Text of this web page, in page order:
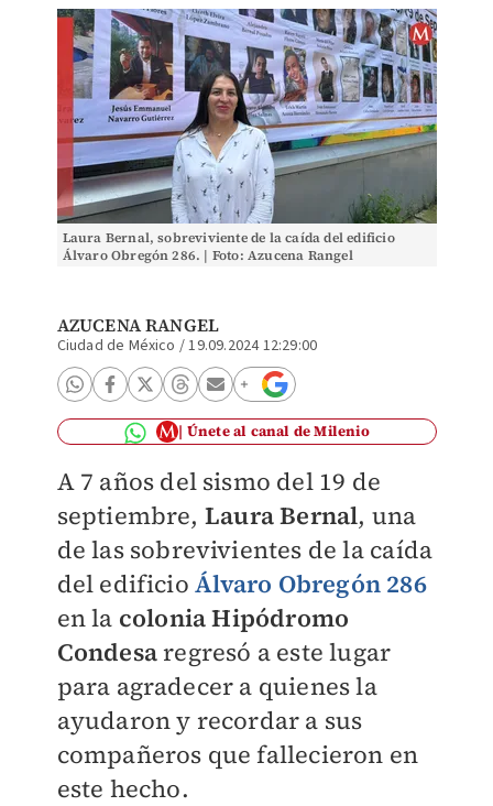
Laura Bernal, sobreviviente de la caída del edificio
Álvaro Obregón 286. | Foto: Azucena Rangel
AZUCENA RANGEL
Ciudad de México /19.09.2024 12:29:00
Únete al canal de Milenio
A 7 años del sismo del 19 de
septiembre, Laura Bernal, una
de las sobrevivientes de la caída
del edificioÁlvaro Obregón 286
en la colonia Hipódromo
Condesaregresó a este lugar
para agradecer a quienes la
ayudaron y recordar a sus
compañeros que fallecieron en
este hecho.